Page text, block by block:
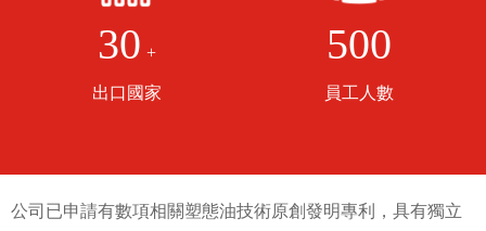
30 +
出口國家
500
員工人數
公司已申請有數項相關塑態油技術原創發明專利，具有獨立